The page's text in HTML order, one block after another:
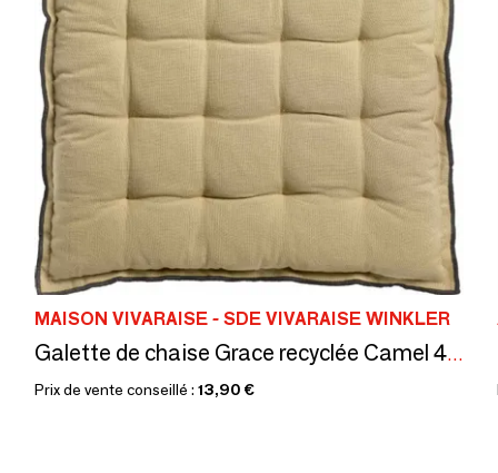
MAISON VIVARAISE - SDE VIVARAISE WINKLER
Galette de chaise Grace recyclée Camel 40 x 40 x 3 cm
Prix de vente conseillé : 13,90 €